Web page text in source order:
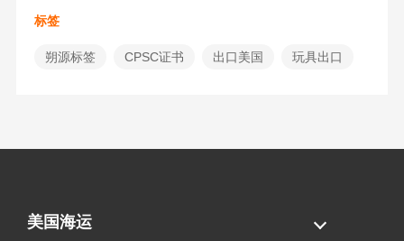
标签
朔源标签 CPSC证书 出口美国 玩具出口
美国海运